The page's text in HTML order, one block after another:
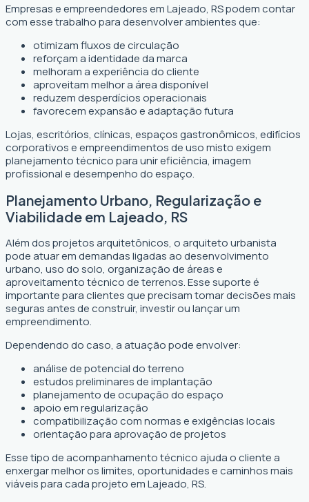
Empresas e empreendedores em Lajeado, RS podem contar
com esse trabalho para desenvolver ambientes que:
otimizam fluxos de circulação
reforçam a identidade da marca
melhoram a experiência do cliente
aproveitam melhor a área disponível
reduzem desperdícios operacionais
favorecem expansão e adaptação futura
Lojas, escritórios, clínicas, espaços gastronômicos, edifícios
corporativos e empreendimentos de uso misto exigem
planejamento técnico para unir eficiência, imagem
profissional e desempenho do espaço.
Planejamento Urbano, Regularização e
Viabilidade em Lajeado, RS
Além dos projetos arquitetônicos, o arquiteto urbanista
pode atuar em demandas ligadas ao desenvolvimento
urbano, uso do solo, organização de áreas e
aproveitamento técnico de terrenos. Esse suporte é
importante para clientes que precisam tomar decisões mais
seguras antes de construir, investir ou lançar um
empreendimento.
Dependendo do caso, a atuação pode envolver:
análise de potencial do terreno
estudos preliminares de implantação
planejamento de ocupação do espaço
apoio em regularização
compatibilização com normas e exigências locais
orientação para aprovação de projetos
Esse tipo de acompanhamento técnico ajuda o cliente a
enxergar melhor os limites, oportunidades e caminhos mais
viáveis para cada projeto em Lajeado, RS.